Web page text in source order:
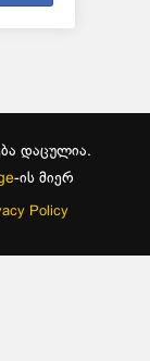
დაცულია.
-ის მიერ
Policy